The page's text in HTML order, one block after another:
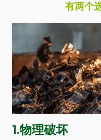
有两个
1.物理破坏